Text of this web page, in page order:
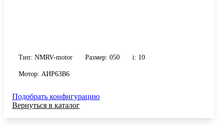
Тип: NMRV-motor Размер: 050 i: 10
Мотор: АИР63B6
Подобрать конфигурацию
Вернуться в каталог